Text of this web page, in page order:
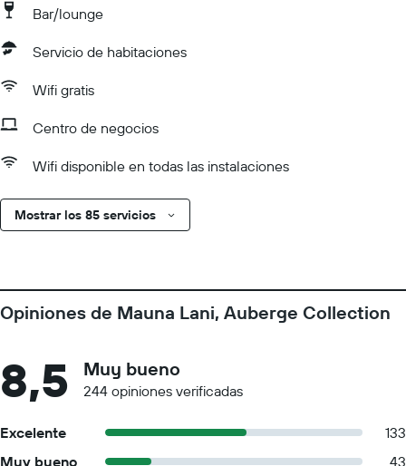
Bar/lounge
Servicio de habitaciones
Wifi gratis
Centro de negocios
Wifi disponible en todas las instalaciones
Mostrar los 85 servicios
Opiniones de Mauna Lani, Auberge Collection
8,5 Muy bueno
244 opiniones verificadas
Excelente
133
Muy bueno
43